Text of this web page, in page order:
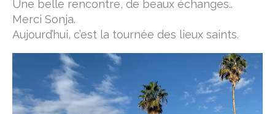
Via Cluniacensis
Via Lugdunum
Via Podiensis
Vallée du Célé
Camino Francès
Une belle rencontre, de beaux échanges..
Merci Sonja.
Aujourd’hui, c’est la tournée des lieux saints.